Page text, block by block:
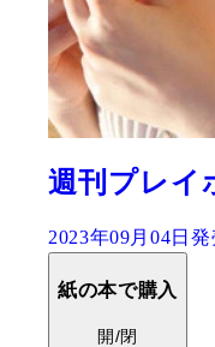
週刊プレイ
2023年09月04日発
紙の本で購入
開/閉